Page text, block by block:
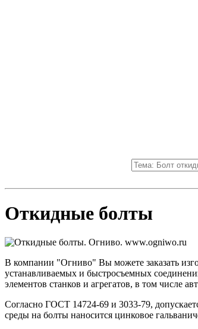
Откидные болты
В компании "Огниво" Вы можете заказать
устанавливаемых и быстросъемных
элементов станков и агрегатов, в том числе
Согласно ГОСТ 14724-69 и 3033-79,
среды на болты наносится цинковое